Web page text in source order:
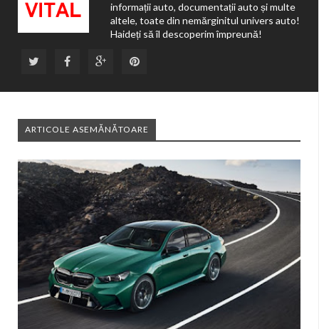
informații auto, documentații auto și multe
altele, toate din nemărginitul univers auto!
Haideți să îl descoperim împreună!
ARTICOLE ASEMĂNĂTOARE